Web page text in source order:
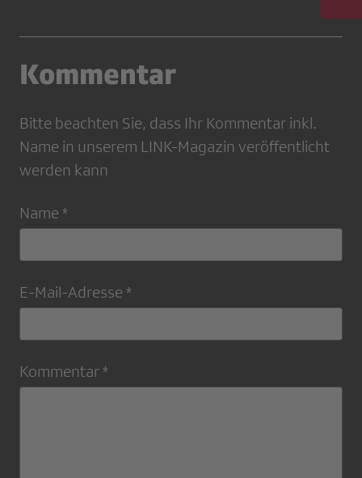
Kommentar
Bitte beachten Sie, dass Ihr Kommentar inkl.
Name in unserem LINK-Magazin veröffentlicht
werden kann
Name *
E-Mail-Adresse *
Kommentar *